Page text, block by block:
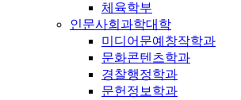
체육학부
인문사회과학대학
미디어문예창작학과
문화콘텐츠학과
경찰행정학과
문헌정보학과